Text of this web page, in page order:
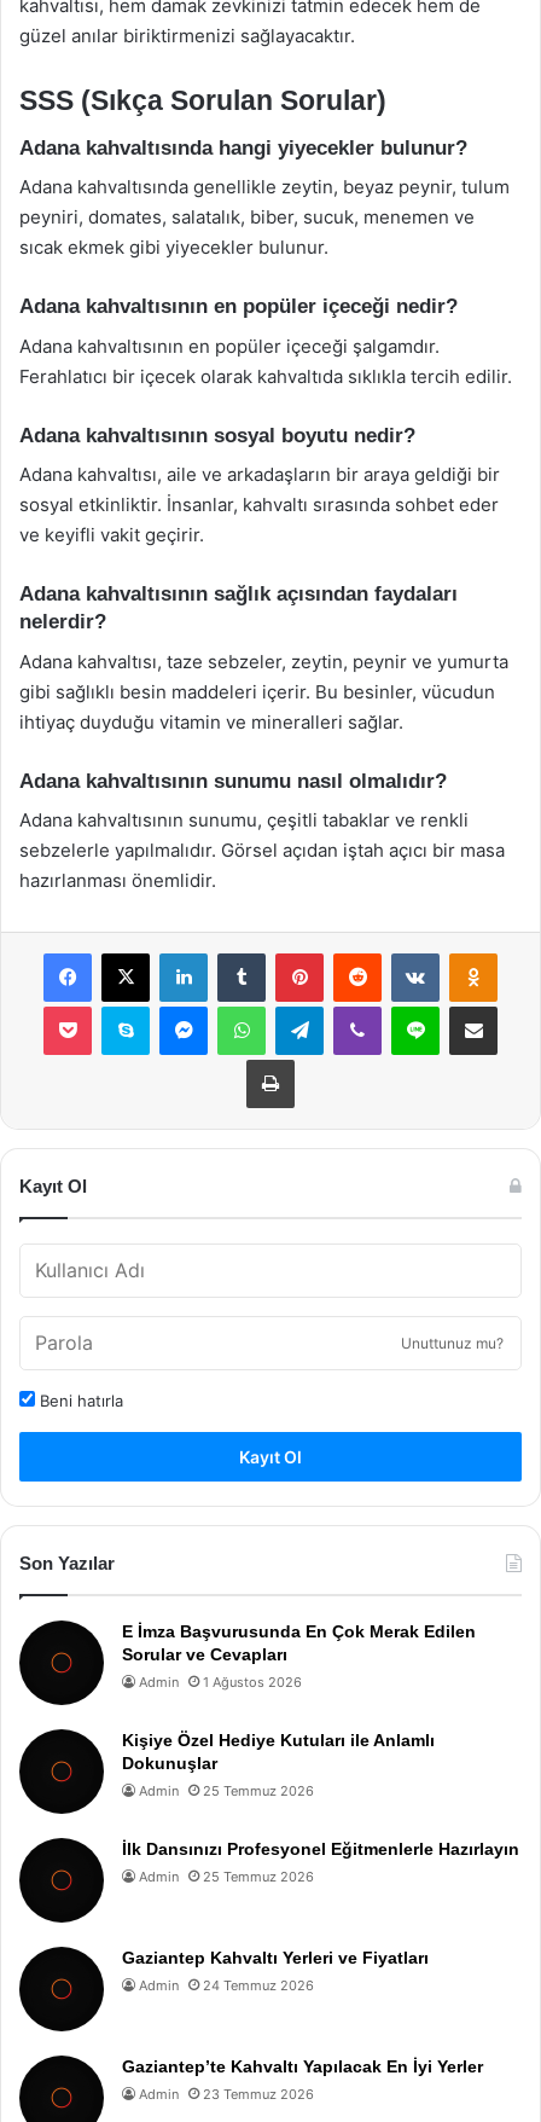
kahvaltısı, hem damak zevkinizi tatmin edecek hem de
güzel anılar biriktirmenizi sağlayacaktır.
SSS (Sıkça Sorulan Sorular)
Adana kahvaltısında hangi yiyecekler bulunur?
Adana kahvaltısında genellikle zeytin, beyaz peynir, tulum
peyniri, domates, salatalık, biber, sucuk, menemen ve
sıcak ekmek gibi yiyecekler bulunur.
Adana kahvaltısının en popüler içeceği nedir?
Adana kahvaltısının en popüler içeceği şalgamdır.
Ferahlatıcı bir içecek olarak kahvaltıda sıklıkla tercih edilir.
Adana kahvaltısının sosyal boyutu nedir?
Adana kahvaltısı, aile ve arkadaşların bir araya geldiği bir
sosyal etkinliktir. İnsanlar, kahvaltı sırasında sohbet eder
ve keyifli vakit geçirir.
Adana kahvaltısının sağlık açısından faydaları
nelerdir?
Adana kahvaltısı, taze sebzeler, zeytin, peynir ve yumurta
gibi sağlıklı besin maddeleri içerir. Bu besinler, vücudun
ihtiyaç duyduğu vitamin ve mineralleri sağlar.
Adana kahvaltısının sunumu nasıl olmalıdır?
Adana kahvaltısının sunumu, çeşitli tabaklar ve renkli
sebzelerle yapılmalıdır. Görsel açıdan iştah açıcı bir masa
hazırlanması önemlidir.
Facebook
X LinkedInTumblr PinterestReddit VKontakte
Pocket Skype MessengerWhatsAppTelegramViber Line E-Posta ile
Yazdır
Kayıt Ol
Unuttunuz mu?
Beni hatırla
Kayıt Ol
Son Yazılar
E İmza Başvurusunda En Çok Merak Edilen
Sorular ve Cevapları
Admin 1 Ağustos 2026
Kişiye Özel Hediye Kutuları ile Anlamlı
Dokunuşlar
Admin 25 Temmuz 2026
İlk Dansınızı Profesyonel Eğitmenlerle Hazırlayın
Admin 25 Temmuz 2026
Gaziantep Kahvaltı Yerleri ve Fiyatları
Admin 24 Temmuz 2026
Gaziantep’te Kahvaltı Yapılacak En İyi Yerler
Admin 23 Temmuz 2026